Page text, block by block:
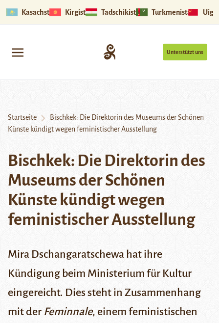
Kasachstan Kirgistan Tadschikistan Turkmenistan
Unterstützt uns
Startseite
Bischkek: Die Direktorin des Museums der Schönen
Künste kündigt wegen feministischer Ausstellung
Bischkek: Die Direktorin des
Museums der Schönen
Künste kündigt wegen
feministischer Ausstellung
Mira Dschangaratschewa hat ihre
Kündigung beim Ministerium für Kultur
eingereicht. Dies steht in Zusammenhang
mit der Feminnale, einem feministischen